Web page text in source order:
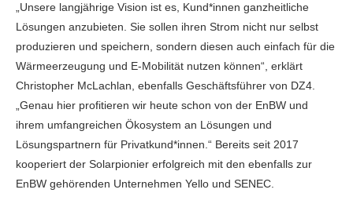
„Unsere langjährige Vision ist es, Kund*innen ganzheitliche
Lösungen anzubieten. Sie sollen ihren Strom nicht nur selbst
produzieren und speichern, sondern diesen auch einfach für die
Wärmeerzeugung und E-Mobilität nutzen können“, erklärt
Christopher McLachlan, ebenfalls Geschäftsführer von DZ4.
„Genau hier profitieren wir heute schon von der EnBW und
ihrem umfangreichen Ökosystem an Lösungen und
Lösungspartnern für Privatkund*innen.“ Bereits seit 2017
kooperiert der Solarpionier erfolgreich mit den ebenfalls zur
EnBW gehörenden Unternehmen Yello und SENEC.